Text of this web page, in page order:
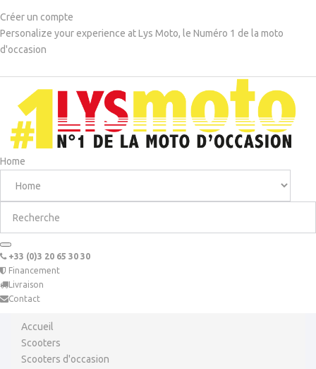
Créer un compte
Personalize your experience at Lys Moto, le Numéro 1 de la moto
d'occasion
Home
+33 (0)3 20 65 30 30
Financement
Livraison
Contact
Accueil
Scooters
Scooters d'occasion